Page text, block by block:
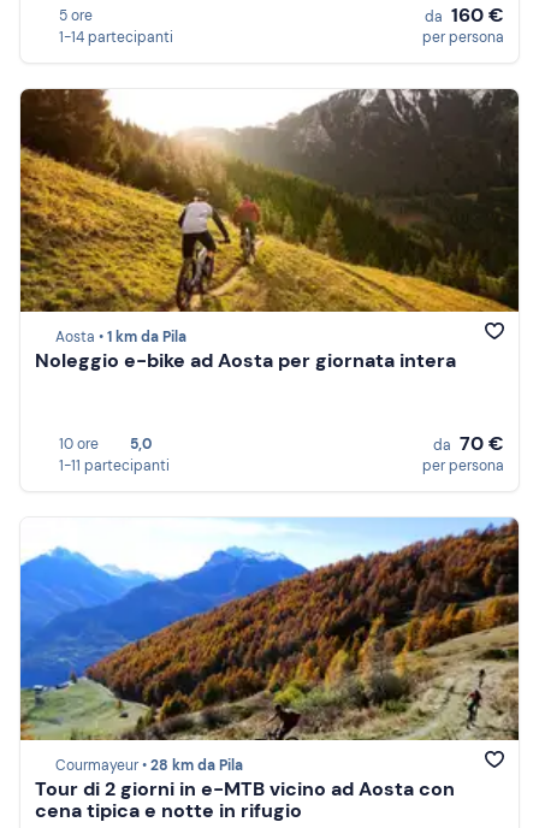
5 ore
1-14 partecipanti
da 160 €
per persona
Aosta •1 km da Pila
Noleggio e-bike ad Aosta per giornata intera
10 ore
5,0
1-11 partecipanti
da 70 €
per persona
Courmayeur •28 km da Pila
Tour di 2 giorni in e-MTB vicino ad Aosta con
cena tipica e notte in rifugio